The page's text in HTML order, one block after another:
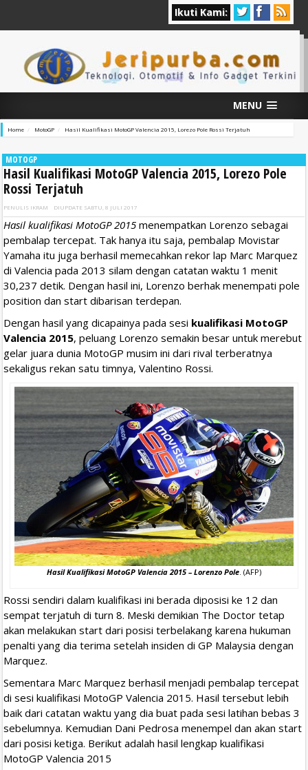
Ikuti Kami:
MENU
Home MotoGP Hasil Kualifikasi MotoGP Valencia 2015, Lorezo Pole Rossi Terjatuh
MOTOGP
Hasil Kualifikasi MotoGP Valencia 2015, Lorezo Pole
Rossi Terjatuh
PENULIS IKRAM DIUPDATE SABTU, 8 JULI 2017
Hasil kualifikasi MotoGP 2015 menempatkan Lorenzo sebagai
pembalap tercepat. Tak hanya itu saja, pembalap Movistar
Yamaha itu juga berhasil memecahkan rekor lap Marc Marquez
di Valencia pada 2013 silam dengan catatan waktu 1 menit
30,237 detik. Dengan hasil ini, Lorenzo berhak menempati pole
position dan start dibarisan terdepan.
Dengan hasil yang dicapainya pada sesi kualifikasi MotoGP
Valencia 2015, peluang Lorenzo semakin besar untuk merebut
gelar juara dunia MotoGP musim ini dari rival terberatnya
sekaligus rekan satu timnya, Valentino Rossi.
Hasil Kualifikasi MotoGP Valencia 2015 – Lorenzo Pole. (AFP)
Rossi sendiri dalam kualifikasi ini berada diposisi ke 12 dan
sempat terjatuh di turn 8. Meski demikian The Doctor tetap
akan melakukan start dari posisi terbelakang karena hukuman
penalti yang dia terima setelah insiden di GP Malaysia dengan
Marquez.
Sementara Marc Marquez berhasil menjadi pembalap tercepat
di sesi kualifikasi MotoGP Valencia 2015. Hasil tersebut lebih
baik dari catatan waktu yang dia buat pada sesi latihan bebas 3
sebelumnya. Kemudian Dani Pedrosa menempel dan akan start
dari posisi ketiga. Berikut adalah hasil lengkap kualifikasi
MotoGP Valencia 2015